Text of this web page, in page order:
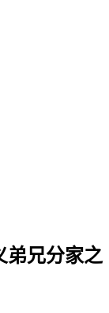
弟兄分家之